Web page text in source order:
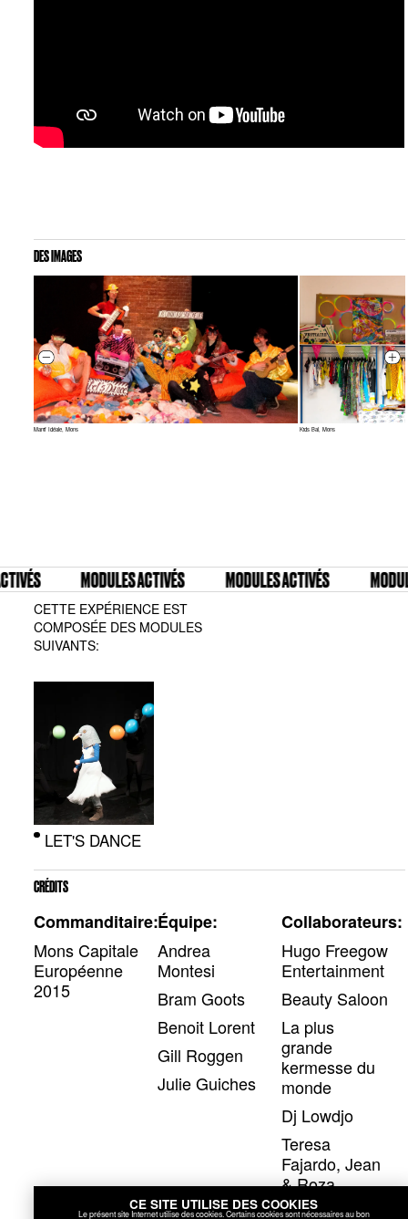
DES IMAGES
Manif Idéale, Mons Kids Bal, Mons
MODULES ACTIVÉS MODULES ACTIVÉS
CETTE EXPÉRIENCE EST
COMPOSÉE DES MODULES
SUIVANTS:
LET'S DANCE
CRÉDITS
Commanditaire:
Mons Capitale
Européenne
2015
Équipe:
Andrea
Montesi
Bram Goots
Benoit Lorent
Gill Roggen
Julie Guiches
Collaborateurs:
Hugo Freegow
Entertainment
Beauty Saloon
La plus
grande
kermesse du
monde
Dj Lowdjo
Teresa
Fajardo, Jean
& Roza
CE SITE UTILISE DES COOKIES
Le présent site Internet utilise des cookies. Certains cookies sont nécessaires au bon